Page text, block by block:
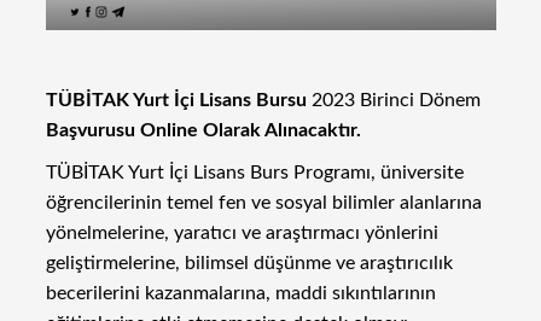
TÜBİTAK Yurt İçi Lisans Bursu 2023 Birinci Dönem
Başvurusu Online Olarak Alınacaktır.
TÜBİTAK Yurt İçi Lisans Burs Programı, üniversite
öğrencilerinin temel fen ve sosyal bilimler alanlarına
yönelmelerine, yaratıcı ve araştırmacı yönlerini
geliştirmelerine, bilimsel düşünme ve araştırıcılık
becerilerini kazanmalarına, maddi sıkıntılarının